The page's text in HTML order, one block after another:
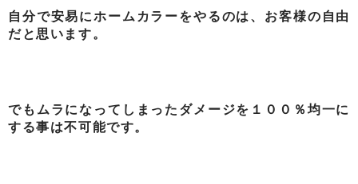
自分で安易にホームカラーをやるのは、お客様の自由
だと思います。
でもムラになってしまったダメージを１００％均一に
する事は不可能です。